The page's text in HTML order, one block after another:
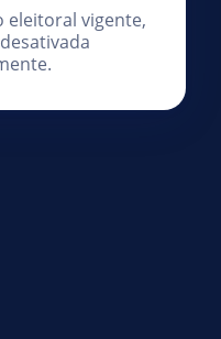
eleitoral vigente,